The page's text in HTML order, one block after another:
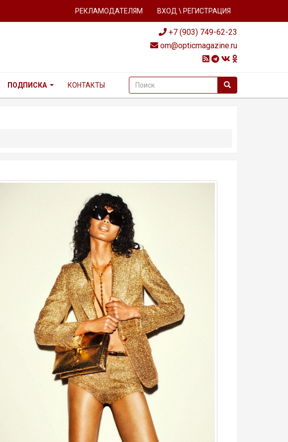
РЕКЛАМОДАТЕЛЯМ ВХОД \ РЕГИСТРАЦИЯ
+7 (903) 749-62-23
om@opticmagazine.ru
ПОДПИСКА КОНТАКТЫ